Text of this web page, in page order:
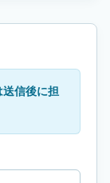
信後に担